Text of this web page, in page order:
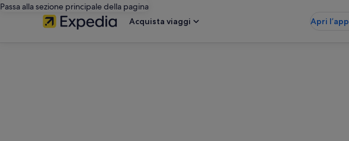
Passa alla sezione principale della pagina
Acquista viaggi
Apri l’app